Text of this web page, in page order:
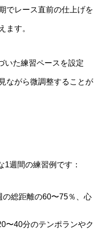
でレース直前の仕上げを
ます。
いた練習ペースを設定
ながら微調整することが
1週間の練習例です：
総距離の60〜75％、心
〜40分のテンポランやク